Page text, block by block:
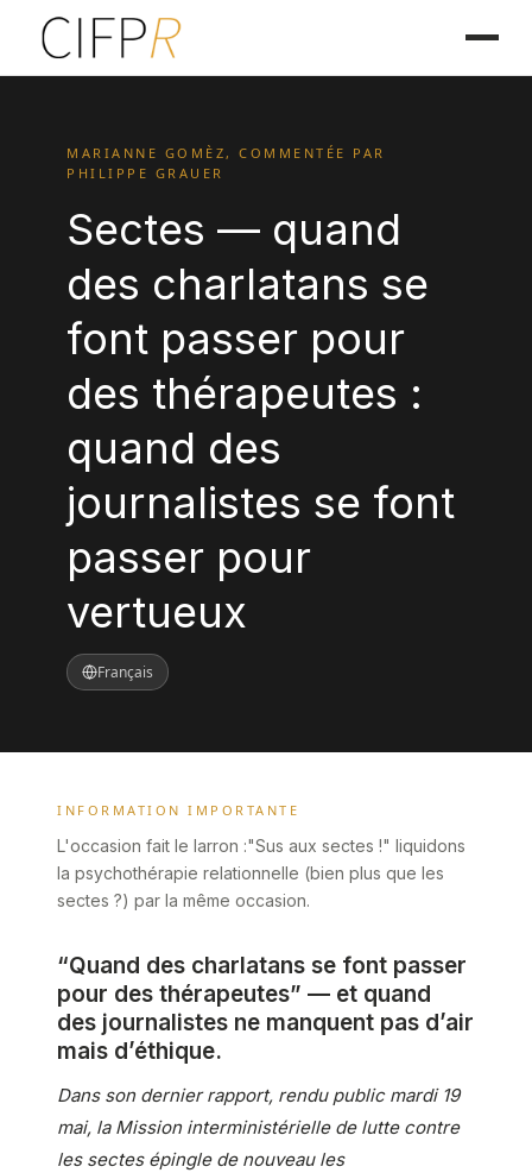
MARIANNE GOMÈZ, COMMENTÉE PAR
PHILIPPE GRAUER
Sectes — quand
des charlatans se
font passer pour
des thérapeutes :
quand des
journalistes se font
passer pour
vertueux
Français
INFORMATION IMPORTANTE
L'occasion fait le larron :"Sus aux sectes !" liquidons
la psychothérapie relationnelle (bien plus que les
sectes ?) par la même occasion.
“Quand des charlatans se font passer
pour des thérapeutes” — et quand
des journalistes ne manquent pas d’air
mais d’éthique.
Dans son dernier rapport, rendu public mardi 19
mai, la Mission interministérielle de lutte contre
les sectes épingle de nouveau les